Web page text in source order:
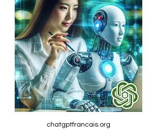
chatgptfrancais.org